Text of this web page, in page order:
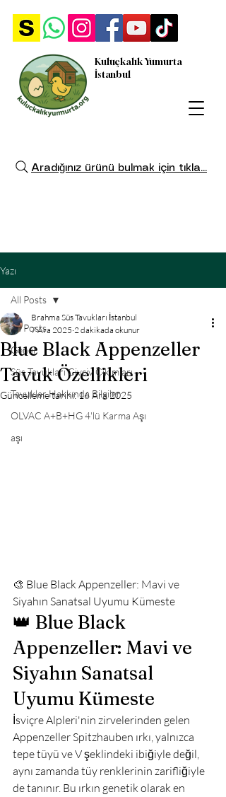
Kuluçkalık Yumurta
İstanbul
Aradığınız ürünü bulmak için tıkla...
Yazı
All Posts
Genel
Süs Tavukları Civciv Çıkımları
Tavuklar Hakkında Bilgiler
OLVAC A+B+HG 4'lü Karma Aşı
aşı
All Posts
Blue Black Appenzeller
Tavuk Özellikleri
Brahma Süs Tavukları İstanbul
7 Ara 2025 2 dakikada okunur
Güncelleme tarihi:16 Ara 2025
🎨 Blue Black Appenzeller: Mavi ve
Siyahın Sanatsal Uyumu Kümeste
👑 Blue Black
Appenzeller: Mavi ve
Siyahın Sanatsal
Uyumu Kümeste
İsviçre Alpleri'nin zirvelerinden gelen
Appenzeller Spitzhauben ırkı, yalnızca
tepe tüyü ve V şeklindeki ibiğiyle değil,
aynı zamanda tüy renklerinin zarifliğiyle
de tanınır. Bu ırkın genetik olarak en